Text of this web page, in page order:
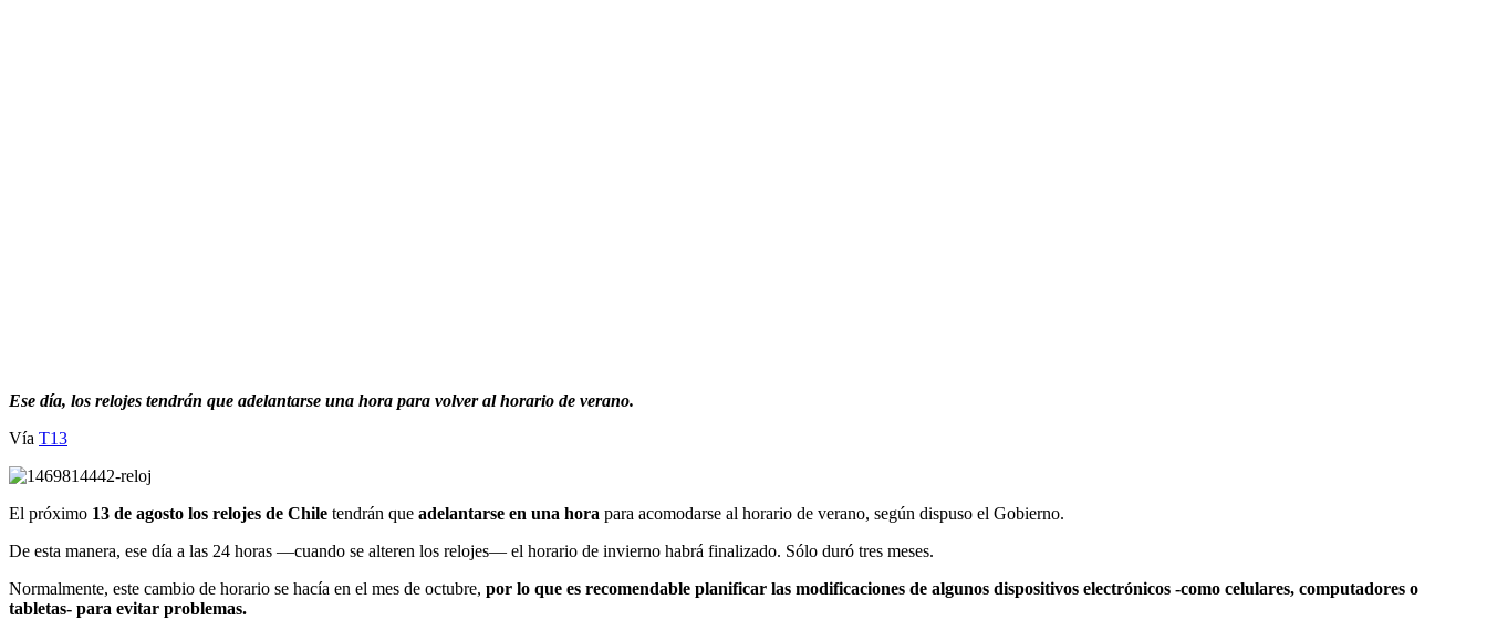
Ese día, los relojes tendrán que adelantarse una hora para volver al horario de verano.
Vía T13
El próximo 13 de agosto los relojes de Chile tendrán que adelantarse en una hora para acomodarse al horario de verano, según dispuso el Gobierno.
De esta manera, ese día a las 24 horas —cuando se alteren los relojes— el horario de invierno habrá finalizado. Sólo duró tres meses.
Normalmente, este cambio de horario se hacía en el mes de octubre, por lo que es recomendable planificar las modificaciones de algunos dispositivos electrónicos -como celulares, computadores o
tabletas- para evitar problemas.